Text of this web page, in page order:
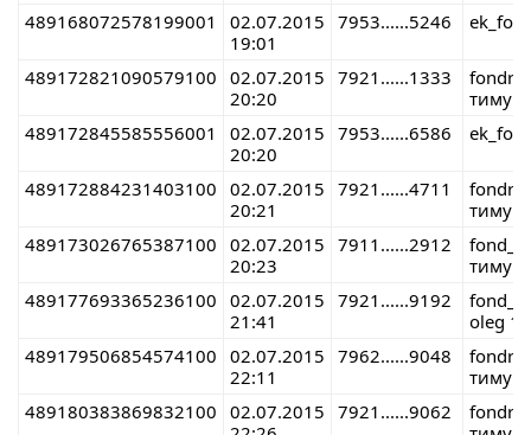
489168072578199001
02.07.2015
19:01
7953......5246
489172821090579100 02.07.2015
20:20
7921......1333
тимур
489172845585556001
02.07.2015
20:20
7953......6586
489172884231403100 02.07.2015
20:21
7921......4711
тимур
489173026765387100 02.07.2015
20:23
7911......2912
тимур
489177693365236100 02.07.2015
21:41
7921......9192
oleg
489179506854574100 02.07.2015
22:11
7962......9048
тимур
489180383869832100 02.07.2015 7921......9062